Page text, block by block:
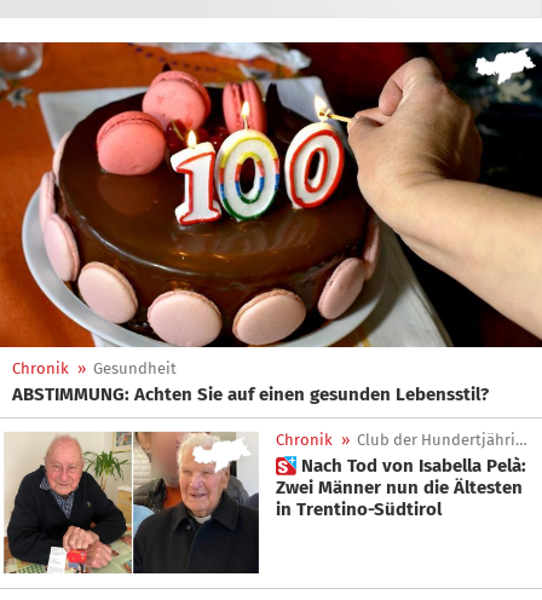
Chronik » Gesundheit
ABSTIMMUNG: Achten Sie auf einen gesunden Lebensstil?
Chronik » Club der Hundertjährigen
 Nach Tod von Isabella Pelà:
Zwei Männer nun die Ältesten
in Trentino-Südtirol